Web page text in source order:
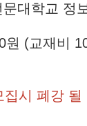
대학교 정
(교재비
시 폐강 될